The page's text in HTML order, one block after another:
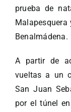
prueba de
Benalmádena.
A partir de
vueltas a un
San Juan
por el túnel